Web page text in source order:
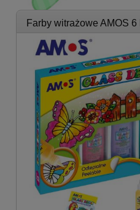
Farby witrażowe AMOS